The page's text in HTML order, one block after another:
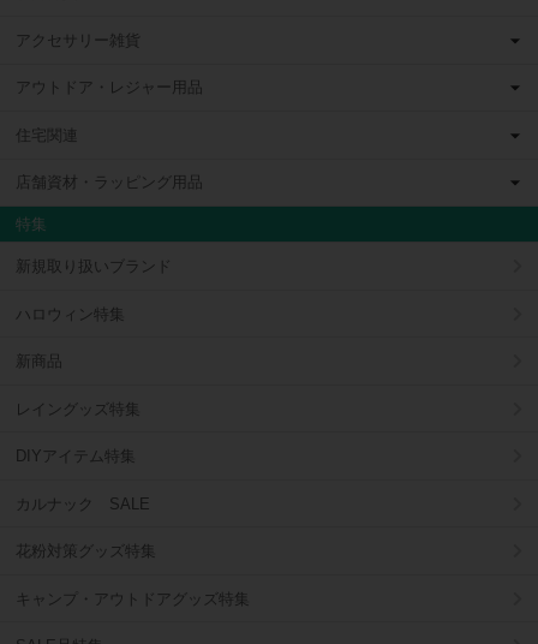
アクセサリー雑貨
アウトドア・レジャー用品
住宅関連
店舗資材・ラッピング用品
特集
新規取り扱いブランド
ハロウィン特集
新商品
レイングッズ特集
DIYアイテム特集
カルナック SALE
花粉対策グッズ特集
キャンプ・アウトドアグッズ特集